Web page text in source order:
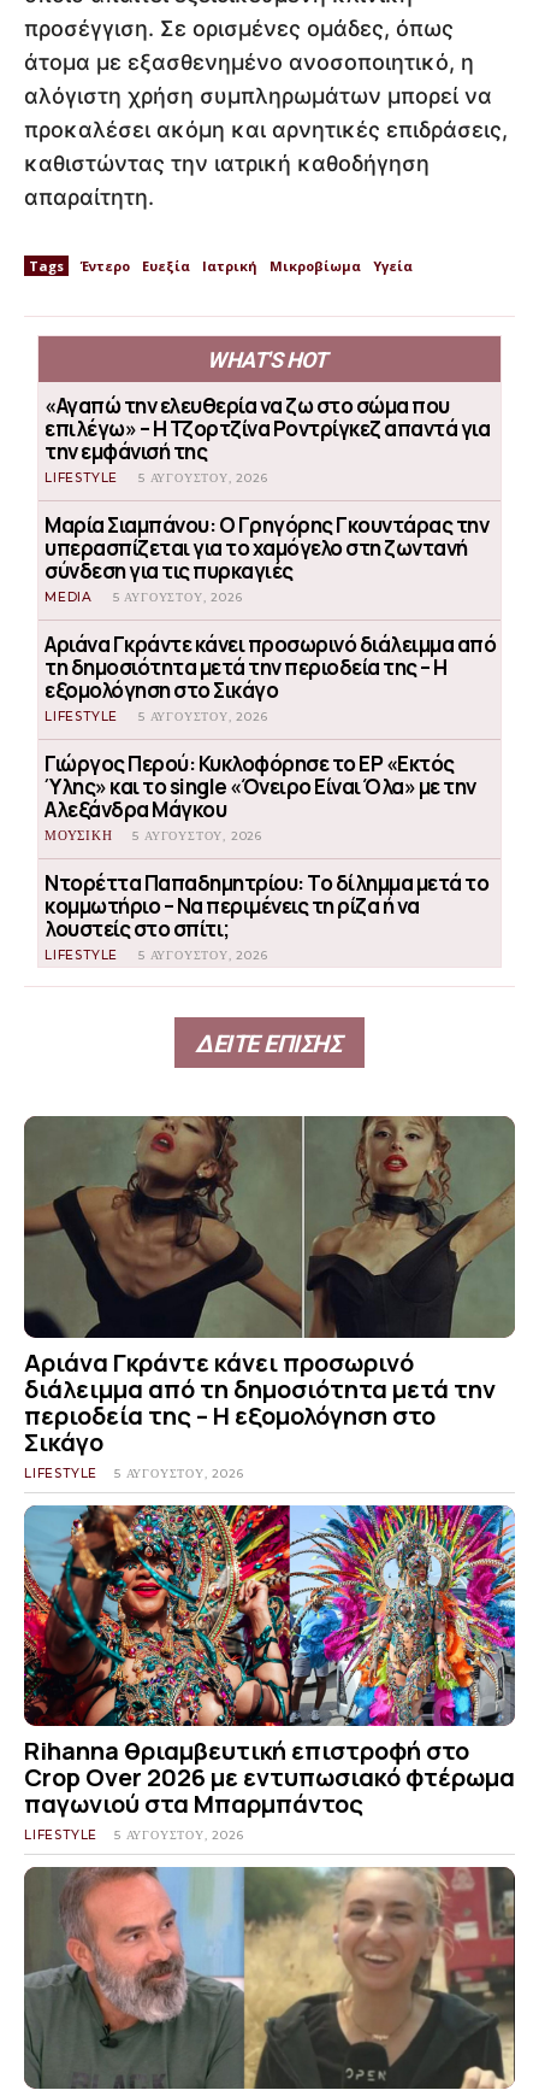
προσέγγιση. Σε ορισμένες ομάδες, όπως
άτομα με εξασθενημένο ανοσοποιητικό, η
αλόγιστη χρήση συμπληρωμάτων μπορεί να
προκαλέσει ακόμη και αρνητικές επιδράσεις,
καθιστώντας την ιατρική καθοδήγηση
απαραίτητη.
Tags Έντερο Ευεξία Ιατρική Μικροβίωμα Υγεία
WHAT'S HOT
«Αγαπώ την ελευθερία να ζω στο σώμα που
επιλέγω» – Η Τζορτζίνα Ροντρίγκεζ απαντά για
την εμφάνισή της
LIFESTYLE 5 ΑΥΓΟΎΣΤΟΥ, 2026
Μαρία Σιαμπάνου: Ο Γρηγόρης Γκουντάρας την
υπερασπίζεται για το χαμόγελο στη ζωντανή
σύνδεση για τις πυρκαγιές
MEDIA 5 ΑΥΓΟΎΣΤΟΥ, 2026
Αριάνα Γκράντε κάνει προσωρινό διάλειμμα από
τη δημοσιότητα μετά την περιοδεία της – Η
εξομολόγηση στο Σικάγο
LIFESTYLE 5 ΑΥΓΟΎΣΤΟΥ, 2026
Γιώργος Περού: Κυκλοφόρησε το EP «Εκτός
Ύλης» και το single «Όνειρο Είναι Όλα» με την
Αλεξάνδρα Μάγκου
ΜΟΥΣΙΚΗ 5 ΑΥΓΟΎΣΤΟΥ, 2026
Ντορέττα Παπαδημητρίου: Το δίλημμα μετά το
κομμωτήριο – Να περιμένεις τη ρίζα ή να
λουστείς στο σπίτι;
LIFESTYLE 5 ΑΥΓΟΎΣΤΟΥ, 2026
ΔΕΙΤΕ ΕΠΙΣΗΣ
Αριάνα Γκράντε κάνει προσωρινό
διάλειμμα από τη δημοσιότητα μετά την
περιοδεία της – Η εξομολόγηση στο
Σικάγο
LIFESTYLE 5 ΑΥΓΟΎΣΤΟΥ, 2026
Rihanna θριαμβευτική επιστροφή στο
Crop Over 2026 με εντυπωσιακό φτέρωμα
παγωνιού στα Μπαρμπάντος
LIFESTYLE 5 ΑΥΓΟΎΣΤΟΥ, 2026